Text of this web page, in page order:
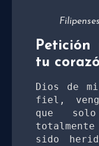
tu
Dios de
fiel,
que
sido